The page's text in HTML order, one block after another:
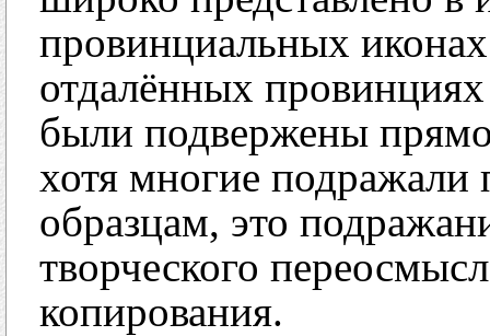
провинциальных
отдалённых
были подвержены
хотя многие
образцам, это
творческого
копирования.